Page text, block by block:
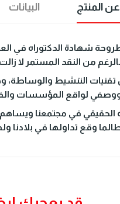
المنتج البيانات
شهادة الدكتوراه في
من النقد المستمر
التنشيط والوساطة،
ووصفي لواقع المؤسسات
في مجتمعنا ويساهم
وقع تداولها في بلادنا